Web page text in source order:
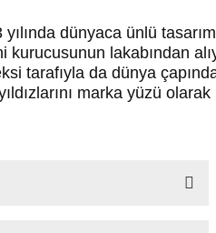
yılında dünyaca ünlü
kurucusunun lakabından
tarafıyla da dünya
marka yüzü